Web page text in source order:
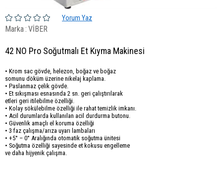
Yorum Yaz
Marka: VİBER
42 NO Pro Soğutmalı Et Kıyma Makinesi
• Krom sac gövde, helezon, boğaz ve boğaz
somunu döküm üzerine nikelaj kaplama.
• Paslanmaz çelik gövde.
• Et sıkışması esnasında 2 sn. geri çalıştırılarak
etleri geri itilebilme özelliği.
• Kolay sökülebilme özelliği ile rahat temizlik imkanı.
• Acil durumlarda kullanılan acil durdurma butonu.
• Güvenlik amaçlı el koruma özelliği
• 3 faz çalışma/arıza uyarı lambaları
• +5° – 0° Aralığında otomatik soğutma ünitesi
• Soğutma özelliği sayesinde et kokusu engelleme
ve daha hijyenik çalışma.